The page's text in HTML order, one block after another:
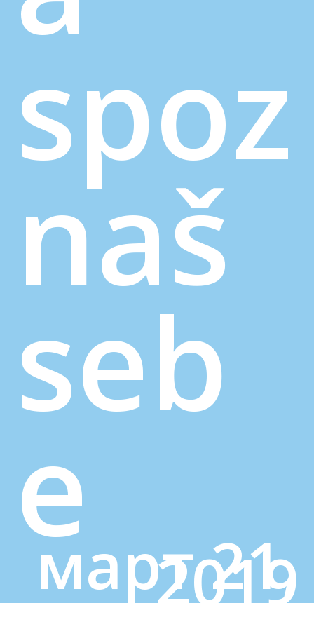
spoz
naš
seb
e
март 21,
2019